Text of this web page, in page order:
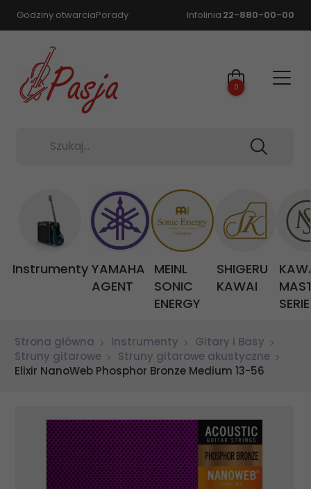
Godziny otwarciaPorady Infolinia 22-880-00-00
Szukaj...
0
Instrumenty YAMAHA
AGENT
MEINL
SONIC
ENERGY
SHIGERU
KAWAI
Strona główna Instrumenty
Gitary i Basy
Struny gitarowe
Struny gitarowe akustyczne
Elixir NanoWeb Phosphor Bronze Medium 13-56